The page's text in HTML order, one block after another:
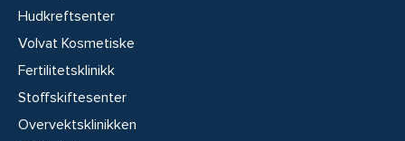
Hudkreftsenter
Volvat Kosmetiske
Fertilitetsklinikk
Stoffskiftesenter
Overvektsklinikken